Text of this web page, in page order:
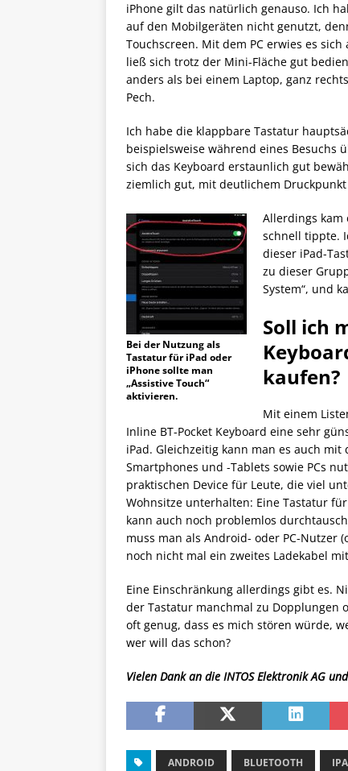
iPhone gilt das natürlich genauso. Ich
auf den Mobilgeräten nicht genutzt,
Touchscreen. Mit dem PC erwies es
ließ sich trotz der Mini-Fläche gut
anders als bei einem Laptop, ganz
Pech.
Ich habe die klappbare Tastatur
beispielsweise während eines Besuchs
sich das Keyboard erstaunlich gut
ziemlich gut, mit deutlichem
Bei der Nutzung als
Tastatur für iPad oder
iPhone sollte man
„Assistive Touch“
aktivieren.
Allerdings kam
schnell tippte.
dieser iPad-
zu dieser
System“, und
Soll ich
kaufen?
Mit einem
Inline BT-Pocket Keyboard eine sehr
iPad. Gleichzeitig kann man es auch mit
Smartphones und -Tablets sowie PCs
praktischen Device für Leute, die viel
Wohnsitze unterhalten: Eine Tastatur
kann auch noch problemlos
muss man als Android- oder PC-Nutzer
noch nicht mal ein zweites Ladekabel
Eine Einschränkung allerdings gibt es.
der Tastatur manchmal zu Dopplungen
oft genug, dass es mich stören würde,
wer will das schon?
Vielen Dank an die INTOS Elektronik AG
ANDROID BLUETOOTH